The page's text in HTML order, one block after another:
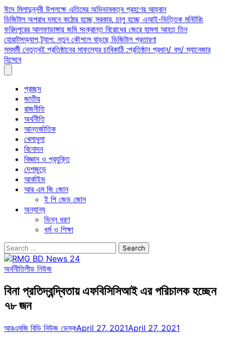
Skip
to
content
ঈদে মিলাদুন্নবী উপলক্ষে এতিমের অভিভাবকত্ব গ্রহণের আহ্বান
ডিজিটাল অপরাধ দমনে কঠোর হচ্ছে সরকার, চালু হচ্ছে এআই-ভিত্তিক মনিটরিং
ফরিদপুরের আলফাডাঙ্গায় জমি সংক্রান্ত বিরোধের জেরে হামলা আহত তিন
হোয়াটসঅ্যাপ ট্র্যাপ: নতুন কৌশলে বাড়ছে ডিজিটাল প্রতারণা
সমমর্মী নেতৃত্বই প্রতিষ্ঠানের সাফল্যের চাবিকাঠি :প্রতিষ্ঠান প্রধান/ বস/ ম্যানেজার
হিসেবে
প্রচ্ছদ
জাতীয়
রাজনীতি
অর্থনীতি
আন্তর্জাতিক
খেলাধুলা
বিনোদন
বিজ্ঞান ও প্রযুক্তি
দেশজুড়ে
আর্কাইভ
আর এম জি জোন
ই পি জেড জোন
অন্যান্য
ভিন্ন ধরণ
ধর্ম ও শিক্ষা
Search
for:
অর্থনীতিলীড নিউজ
বিনা প্রতিদ্বন্দ্বিতায় এফবিসিসিআই এর পরিচালক হচ্ছেন
৭৮ জন
আরএমজি বিডি নিউজ ডেস্কApril 27, 2021April 27, 2021